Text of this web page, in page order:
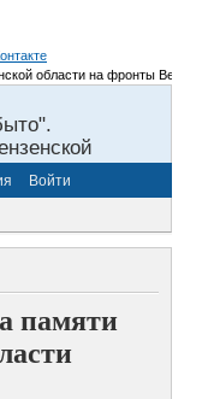
области на фронты Великой
Войти
памяти